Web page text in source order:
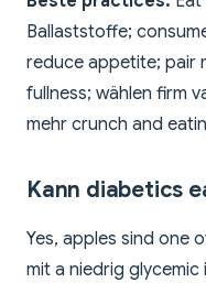
Ballaststoffe;
reduce appetite; pair
fullness; wählen firm
mehr crunch and
Kann diabetics
Yes, apples sind one
mit a niedrig